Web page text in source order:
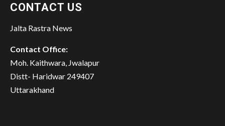
CONTACT US
Jalta Rastra News
Contact Office:
Moh. Kaithwara, Jwalapur
Distt- Haridwar 249407
Uttarakhand